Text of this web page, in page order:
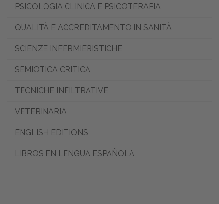
PSICOLOGIA CLINICA E PSICOTERAPIA
QUALITÀ E ACCREDITAMENTO IN SANITÀ
SCIENZE INFERMIERISTICHE
SEMIOTICA CRITICA
TECNICHE INFILTRATIVE
VETERINARIA
ENGLISH EDITIONS
LIBROS EN LENGUA ESPAÑOLA